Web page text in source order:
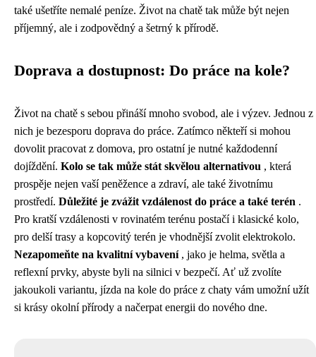
také ušetříte nemalé peníze. Život na chatě tak může být nejen
příjemný, ale i zodpovědný a šetrný k přírodě.
Doprava a dostupnost: Do práce na kole?
Život na chatě s sebou přináší mnoho svobod, ale i výzev. Jednou z
nich je bezesporu doprava do práce. Zatímco někteří si mohou
dovolit pracovat z domova, pro ostatní je nutné každodenní
dojíždění. Kolo se tak může stát skvělou alternativou , která
prospěje nejen vaší peněžence a zdraví, ale také životnímu
prostředí. Důležité je zvážit vzdálenost do práce a také terén .
Pro kratší vzdálenosti v rovinatém terénu postačí i klasické kolo,
pro delší trasy a kopcovitý terén je vhodnější zvolit elektrokolo.
Nezapomeňte na kvalitní vybavení , jako je helma, světla a
reflexní prvky, abyste byli na silnici v bezpečí. Ať už zvolíte
jakoukoli variantu, jízda na kole do práce z chaty vám umožní užít
si krásy okolní přírody a načerpat energii do nového dne.